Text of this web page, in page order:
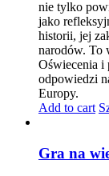
nie tylko
jako
historii, jej
narodów. To
Oświecenia i
odpowiedzi
Europy.
Add to cart
Gra na